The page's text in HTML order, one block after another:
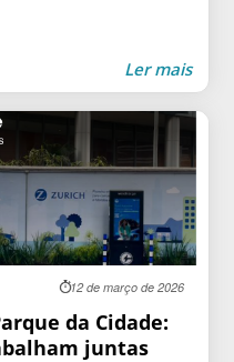
Ler mais
12 de março de 2026
da Cidade:
juntas